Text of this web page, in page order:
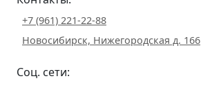
+7 (961) 221-22-88
Новосибирск, Нижегородская д. 166
Соц. сети: